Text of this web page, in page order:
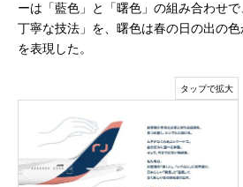
ーは「藍色」と「曙色」の組み合わせ
丁寧な技法」を、曙色は春の日の出の色
を表現した。